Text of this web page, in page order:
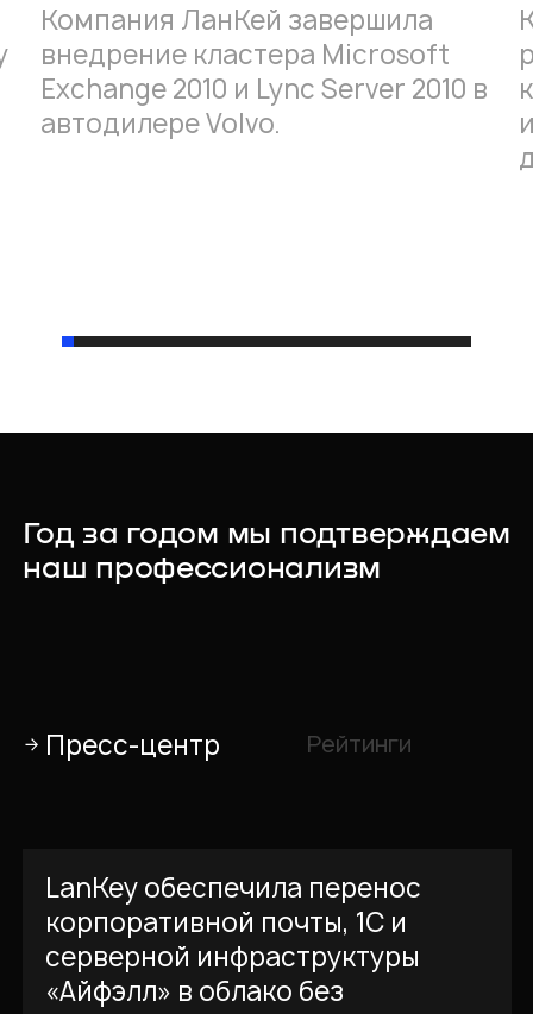
Компания ЛанКей завершила
внедрение кластера Microsoft
Exchange 2010 и Lync Server 2010 в
автодилере Volvo.
Рейтинги
Год за годом мы подтверждаем
наш профессионализм
Пресс-центр
LanKey обеспечила перенос
корпоративной почты, 1С и
серверной инфраструктуры
«Айфэлл» в облако без